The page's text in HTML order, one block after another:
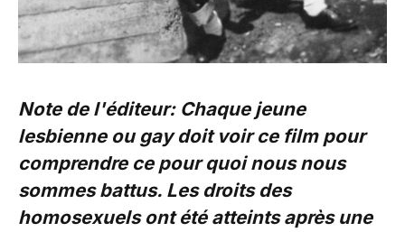
Note de l'éditeur: Chaque jeune
lesbienne ou gay doit voir ce film pour
comprendre ce pour quoi nous nous
sommes battus. Les droits des
homosexuels ont été atteints après une